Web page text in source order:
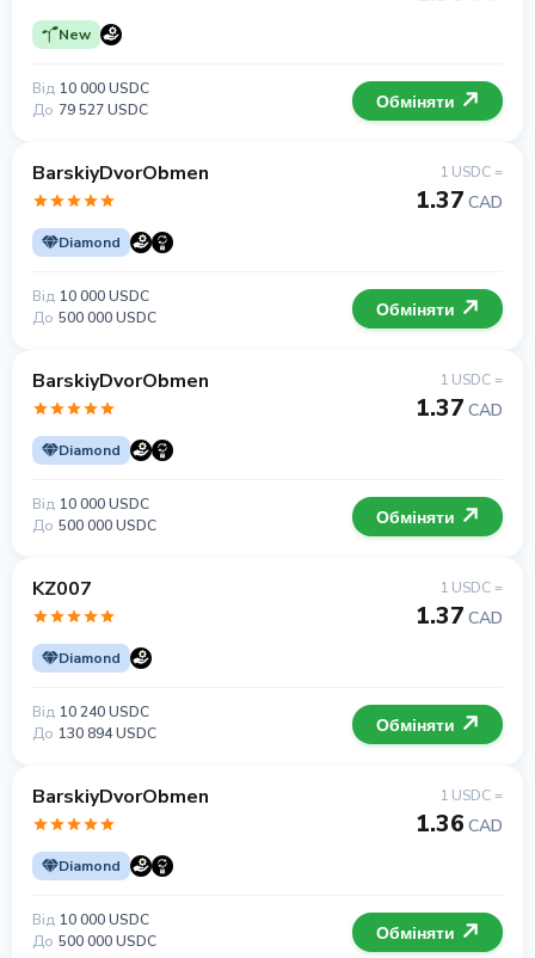
New
Від 10 000 USDC
До 79 527 USDC Обміняти
BarskiyDvorObmen
Diamond
1 USDC =
1.37 CAD
Від 10 000 USDC
До 500 000 USDC Обміняти
BarskiyDvorObmen
Diamond
1 USDC =
1.37 CAD
Від 10 000 USDC
До 500 000 USDC Обміняти
KZ007
Diamond
1 USDC =
1.37 CAD
Від 10 240 USDC
До 130 894 USDC Обміняти
BarskiyDvorObmen
Diamond
1 USDC =
1.36 CAD
Від 10 000 USDC
До 500 000 USDC Обміняти